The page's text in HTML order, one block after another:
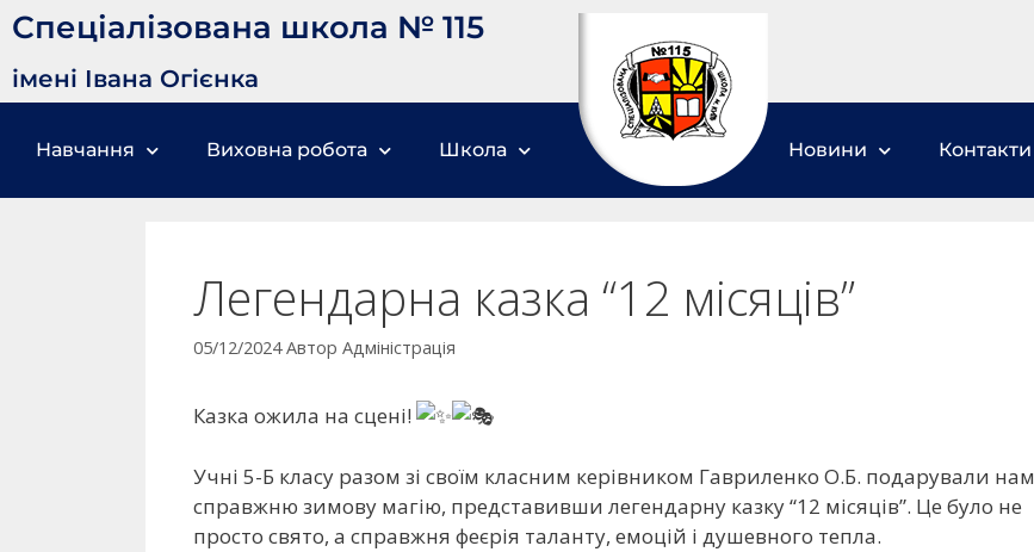
Спеціалізована школа № 115
імені Івана Огієнка
Навчання Виховна робота Школа Новини Контакти
Легендарна казка “12 місяців”
05/12/2024 Автор Адміністрація
Казка ожила на сцені!
Учні 5-Б класу разом зі своїм класним керівником Гавриленко О.Б. подарували нам
справжню зимову магію, представивши легендарну казку “12 місяців”. Це було не
просто свято, а справжня феєрія таланту, емоцій і душевного тепла.